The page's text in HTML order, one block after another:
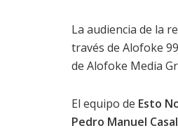
La audiencia de la
través de Alofoke
de Alofoke Media
El equipo de Esto
Pedro Manuel